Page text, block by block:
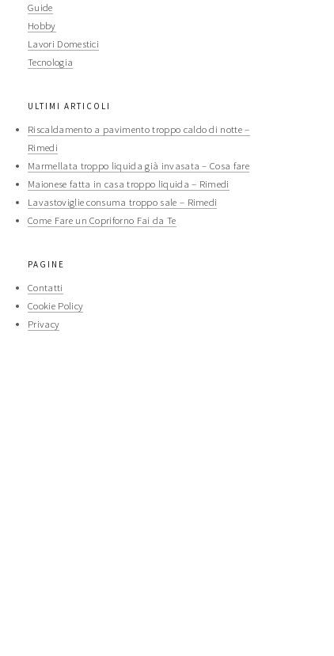
Guide
Hobby
Lavori Domestici
Tecnologia
ULTIMI ARTICOLI
Riscaldamento a pavimento troppo caldo di notte​ –
Rimedi​
Marmellata troppo liquida già invasata​ – Cosa fare​​
Maionese fatta in casa troppo liquida​​ – Rimedi​​
Lavastoviglie consuma troppo sale​ – Rimedi​​
Come Fare un Copriforno Fai da Te
PAGINE
Contatti
Cookie Policy
Privacy